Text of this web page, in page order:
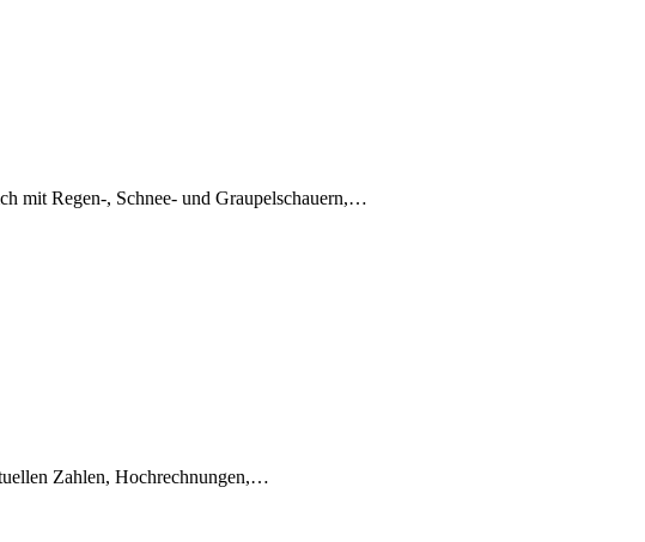
mit Regen-, Schnee- und Graupelschauern,…
Zahlen, Hochrechnungen,…